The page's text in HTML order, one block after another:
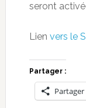
seront
Lien vers le
Partager :
Partager